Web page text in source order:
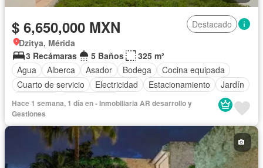
$ 6,650,000 MXN
Destacado
Dzitya, Mérida
3 Recámaras
5 Baños
325 m²
Agua
Alberca Asador Bodega
Cocina equipada
Cuarto de servicio
Electricidad Estacionamiento
Jardín
Despacho
Sin amueblar
Hace 1 semana, 1 día en - Inmobiliaria AR desarrollo y
Gestiones